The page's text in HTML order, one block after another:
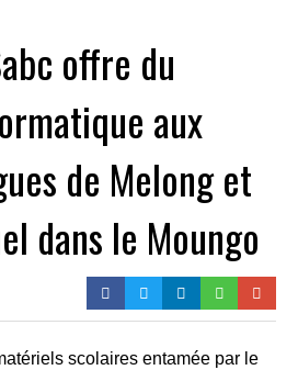
offre du
aux
de Melong et
dans le Moungo
scolaires entamée par le